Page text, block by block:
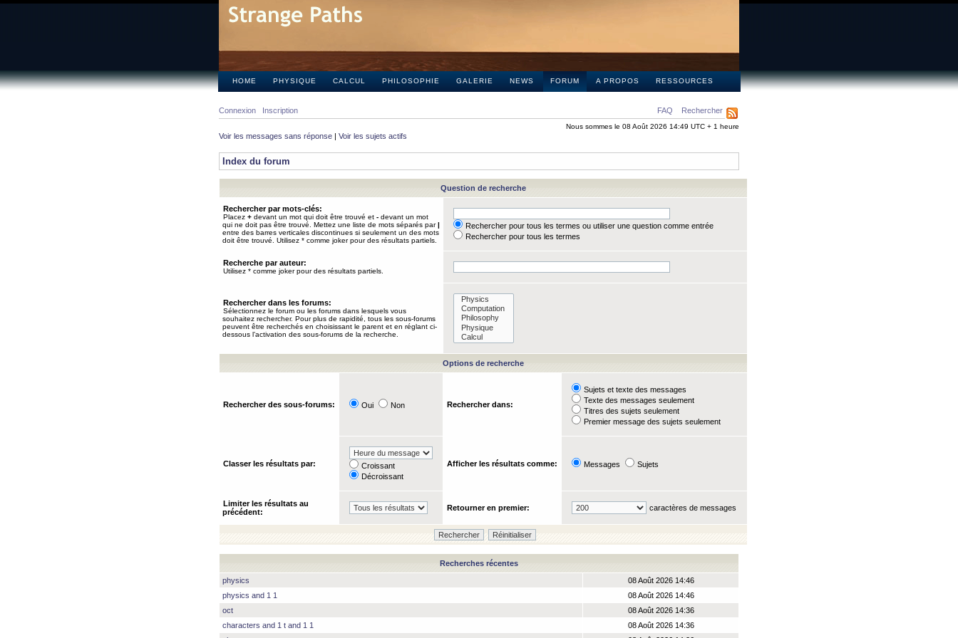
HOME PHYSIQUE CALCUL PHILOSOPHIE GALERIE NEWS FORUM A PROPOS RESSOURCES
FAQ Rechercher
Connexion Inscription
Nous sommes le 08 Août 2026 14:49 UTC + 1 heure
Voir les messages sans réponse | Voir les sujets actifs
Index du forum
Question de recherche
Rechercher par mots-clés:
Placez + devant un mot qui doit être trouvé et - devant un mot
qui ne doit pas être trouvé. Mettez une liste de mots séparés par|
entre des barres verticales discontinues si seulement un des mots
doit être trouvé. Utilisez * comme joker pour des résultats partiels.
Rechercher pour tous les termes ou utiliser une question comme entrée
Rechercher pour tous les termes
Recherche par auteur:
Utilisez * comme joker pour des résultats partiels.
Rechercher dans les forums:
Sélectionnez le forum ou les forums dans lesquels vous
souhaitez rechercher. Pour plus de rapidité, tous les sous-forums
peuvent être recherchés en choisissant le parent et en réglant ci-
dessous l’activation des sous-forums de la recherche.
Options de recherche
Rechercher des sous-forums: Oui Non Rechercher dans:
Sujets et texte des messages
Texte des messages seulement
Titres des sujets seulement
Premier message des sujets seulement
Classer les résultats par:
Croissant
Décroissant
Afficher les résultats comme: Messages Sujets
Limiter les résultats au
précédent:
Retourner en premier: caractères de messages
Recherches récentes
physics
08 Août 2026 14:46
physics and 1 1
08 Août 2026 14:46
oct
08 Août 2026 14:36
characters and 1 t and 1 1
08 Août 2026 14:36